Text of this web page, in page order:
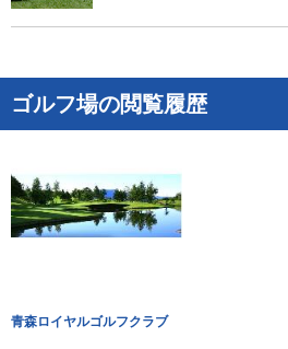
ゴルフ場の閲覧履歴
青森ロイヤルゴルフクラブ